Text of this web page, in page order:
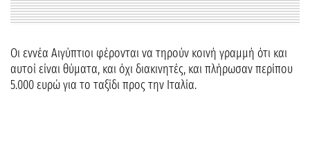
Οι εννέα Αιγύπτιοι φέρονται να τηρούν κοινή γραμμή ότι και
αυτοί είναι θύματα, και όχι διακινητές, και πλήρωσαν περίπου
5.000 ευρώ για το ταξίδι προς την Ιταλία.